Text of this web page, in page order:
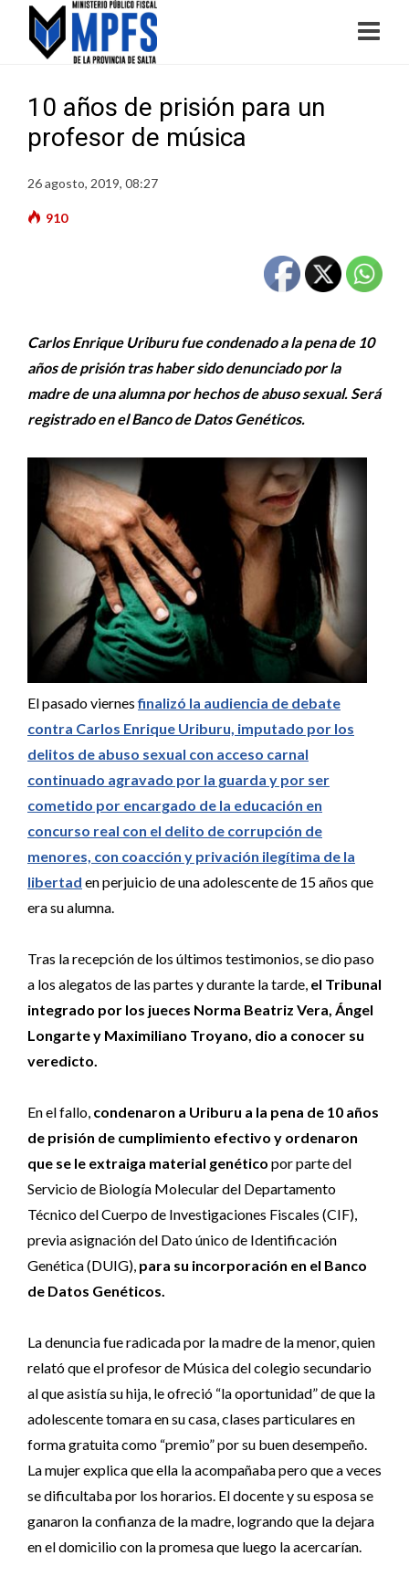
10 años de prisión para un
profesor de música
26 agosto, 2019, 08:27
910
Carlos Enrique Uriburu fue condenado a la pena de 10
años de prisión tras haber sido denunciado por la
madre de una alumna por hechos de abuso sexual. Será
registrado en el Banco de Datos Genéticos.
El pasado viernesfinalizó la audiencia de debate
contra Carlos Enrique Uriburu, imputado por los
delitos de abuso sexual con acceso carnal
continuado agravado por la guarda y por ser
cometido por encargado de la educación en
concurso real con el delito de corrupción de
menores, con coacción y privación ilegítima de la
libertad en perjuicio de una adolescente de 15 años que
era su alumna.
Tras la recepción de los últimos testimonios, se dio paso
a los alegatos de las partes y durante la tarde, el Tribunal
integrado por los jueces Norma Beatriz Vera, Ángel
Longarte y Maximiliano Troyano, dio a conocer su
veredicto.
En el fallo, condenaron a Uriburu a la pena de 10 años
de prisión de cumplimiento efectivo y ordenaron
que se le extraiga material genético por parte del
Servicio de Biología Molecular del Departamento
Técnico del Cuerpo de Investigaciones Fiscales (CIF),
previa asignación del Dato único de Identificación
Genética (DUIG), para su incorporación en el Banco
de Datos Genéticos.
La denuncia fue radicada por la madre de la menor, quien
relató que el profesor de Música del colegio secundario
al que asistía su hija, le ofreció “la oportunidad” de que la
adolescente tomara en su casa, clases particulares en
forma gratuita como “premio” por su buen desempeño.
La mujer explica que ella la acompañaba pero que a veces
se dificultaba por los horarios. El docente y su esposa se
ganaron la confianza de la madre, logrando que la dejara
en el domicilio con la promesa que luego la acercarían.